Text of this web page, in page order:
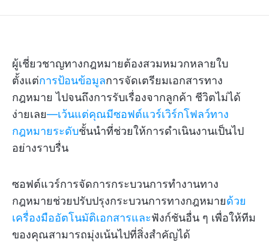
ผู้เชี่ยวชาญทางกฎหมายต้องสวมหมวกหลายใบ
ตั้งแต่การป้อนข้อมูลการจัดเตรียมเอกสารทาง
กฎหมาย ไปจนถึงการรับเรื่องจากลูกค้า ชีวิตไม่ได้
ง่ายเลย—เว้นแต่คุณมีซอฟต์แวร์เวิร์กโฟลว์ทาง
กฎหมายระดับชั้นนำที่ช่วยให้การดำเนินงานเป็นไป
อย่างราบรื่น
ซอฟต์แวร์การจัดการกระบวนการทำงานทาง
กฎหมายช่วยปรับปรุงกระบวนการทางกฎหมายด้วย
เครื่องมืออัตโนมัติเอกสารและฟังก์ชันอื่น ๆ เพื่อให้ทีม
ของคุณสามารถมุ่งเน้นไปที่สิ่งสำคัญได้